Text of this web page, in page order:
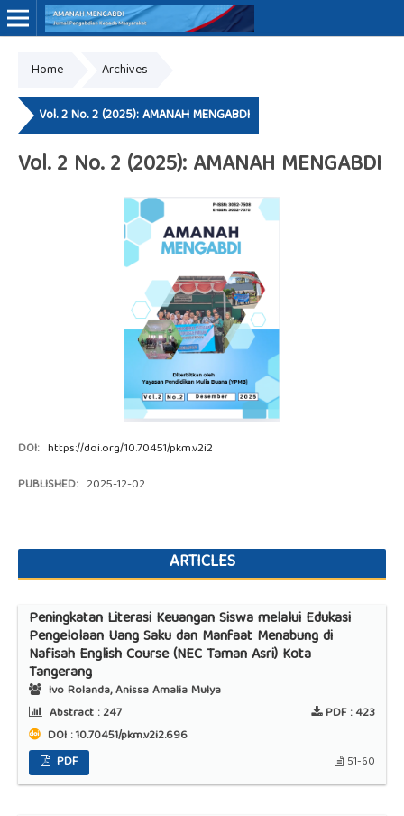
Home Archives
Vol. 2 No. 2 (2025): AMANAH MENGABDI
Vol. 2 No. 2 (2025): AMANAH MENGABDI
DOI: https://doi.org/10.70451/pkm.v2i2
PUBLISHED: 2025-12-02
ARTICLES
Peningkatan Literasi Keuangan Siswa melalui Edukasi
Pengelolaan Uang Saku dan Manfaat Menabung di
Nafisah English Course (NEC Taman Asri) Kota
Tangerang
Ivo Rolanda, Anissa Amalia Mulya
Abstract :247 PDF :423
DOI : 10.70451/pkm.v2i2.696
PDF
51-60